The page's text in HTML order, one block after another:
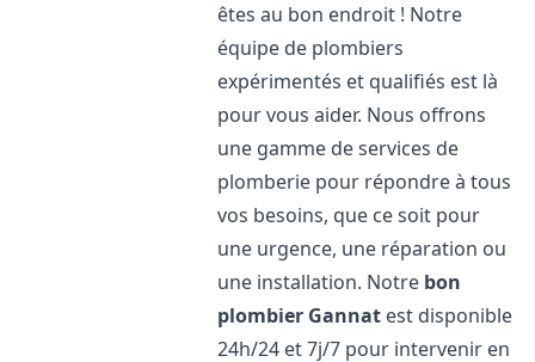
êtes au bon endroit ! Notre
équipe de plombiers
expérimentés et qualifiés est là
pour vous aider. Nous offrons
une gamme de services de
plomberie pour répondre à tous
vos besoins, que ce soit pour
une urgence, une réparation ou
une installation. Notre bon
plombier Gannat est disponible
24h/24 et 7j/7 pour intervenir en